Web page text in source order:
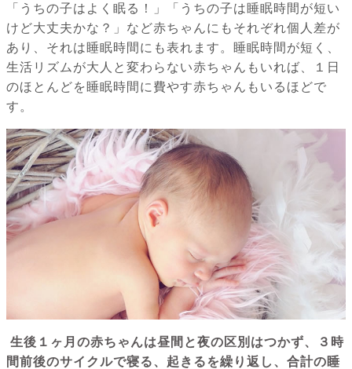
「うちの子はよく眠る！」「うちの子は睡眠時間が短い
けど大丈夫かな？」など赤ちゃんにもそれぞれ個人差が
あり、それは睡眠時間にも表れます。睡眠時間が短く、
生活リズムが大人と変わらない赤ちゃんもいれば、１日
のほとんどを睡眠時間に費やす赤ちゃんもいるほどで
す。
生後１ヶ月の赤ちゃんは昼間と夜の区別はつかず、３時
間前後のサイクルで寝る、起きるを繰り返し、合計の睡